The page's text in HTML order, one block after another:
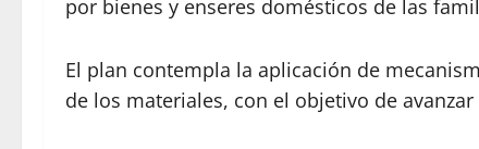
por bienes y enseres domésticos de las
El plan contempla la aplicación de
de los materiales, con el objetivo de